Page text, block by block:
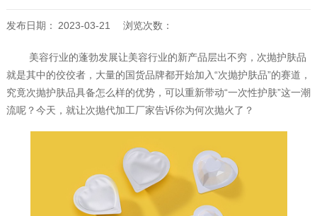
发布日期： 2023-03-21 浏览次数：
美容行业的蓬勃发展让美容行业的新产品层出不穷，次抛护肤品
就是其中的佼佼者，大量的国货品牌都开始加入“次抛护肤品”的赛道，
究竟次抛护肤品具备怎么样的优势，可以重新带动“一次性护肤”这一潮
流呢？今天，就让次抛代加工厂家告诉你为何次抛火了？